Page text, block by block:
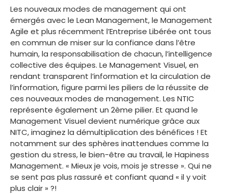
Les nouveaux modes de management qui ont
émergés avec le Lean Management, le Management
Agile et plus récemment l’Entreprise Libérée ont tous
en commun de miser sur la confiance dans l’être
humain, la responsabilisation de chacun, l’intelligence
collective des équipes. Le Management Visuel, en
rendant transparent l’information et la circulation de
l’information, figure parmi les piliers de la réussite de
ces nouveaux modes de management. Les NTIC
représente également un 2ème pilier. Et quand le
Management Visuel devient numérique grâce aux
NITC, imaginez la démultiplication des bénéfices ! Et
notamment sur des sphères inattendues comme la
gestion du stress, le bien-être au travail, le Hapiness
Management. « Mieux je vois, mois je stresse ». Qui ne
se sent pas plus rassuré et confiant quand « il y voit
plus clair » ?!